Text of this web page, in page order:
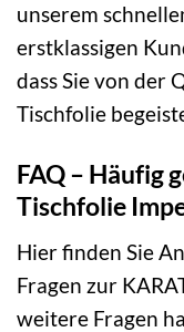
unserem
erstklassigen
dass Sie von der
Tischfolie
FAQ – Häufig
Tischfolie
Hier finden Sie
Fragen zur
weitere Fragen